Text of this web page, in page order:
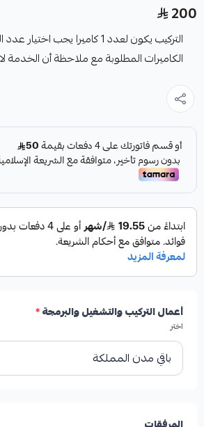
200
التركيب يكون لعدد 1 كاميرا
الكاميرات المطلوبة مع ملاحظة أن الخدمة
أعمال التركيب والتشغيل والبرمجة*
اختر